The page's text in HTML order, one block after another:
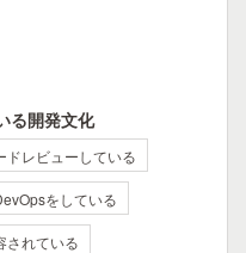
る開発文化
ドレビューしている
をしている
されている